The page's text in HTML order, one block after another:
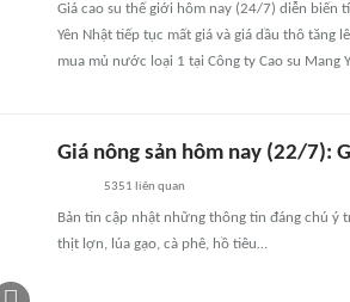
Giá cao su thế giới hôm nay (24/7) diễn biến
Yên Nhật tiếp tục mất giá và giá dầu thô tăng
mua mủ nước loại 1 tại Công ty Cao su Mang
Giá nông sản hôm nay (22/7):
5351 liên quan
Bản tin cập nhật những thông tin đáng chú ý
thịt lợn, lúa gạo, cà phê, hồ tiêu…